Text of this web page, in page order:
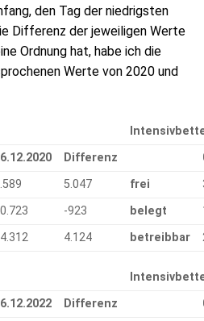
den Tag der niedrigsten
Differenz der jeweiligen Werte
Ordnung hat, habe ich die
Werte von 2020 und
Differenz
5.047 frei
-923 belegt
4.124 betreibbar
Differenz